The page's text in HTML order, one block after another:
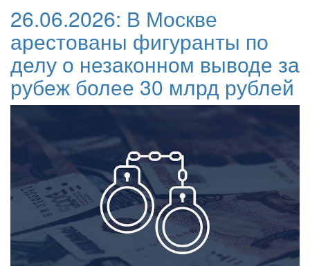
26.06.2026: В Москве
арестованы фигуранты по
делу о незаконном выводе за
рубеж более 30 млрд рублей